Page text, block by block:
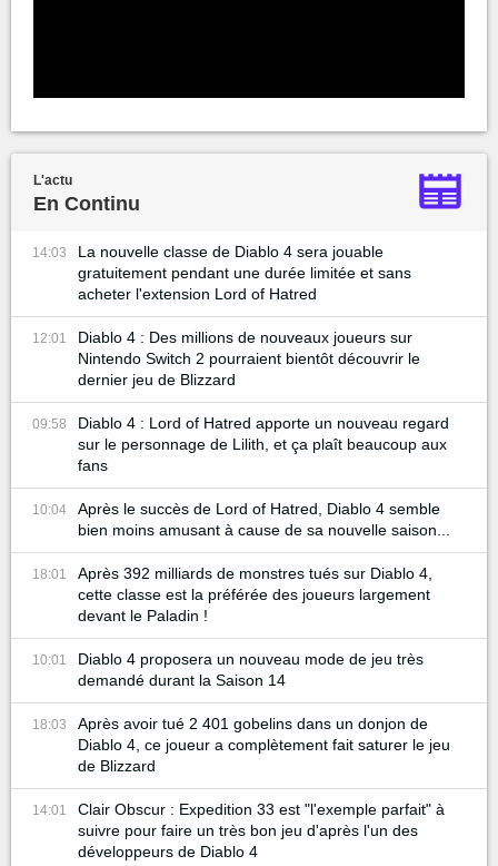
L'actu
En Continu
14:03
La nouvelle classe de Diablo 4 sera jouable
gratuitement pendant une durée limitée et sans
acheter l'extension Lord of Hatred
12:01
Diablo 4 : Des millions de nouveaux joueurs sur
Nintendo Switch 2 pourraient bientôt découvrir le
dernier jeu de Blizzard
09:58
Diablo 4 : Lord of Hatred apporte un nouveau regard
sur le personnage de Lilith, et ça plaît beaucoup aux
fans
10:04
Après le succès de Lord of Hatred, Diablo 4 semble
bien moins amusant à cause de sa nouvelle saison...
18:01
Après 392 milliards de monstres tués sur Diablo 4,
cette classe est la préférée des joueurs largement
devant le Paladin !
10:01
Diablo 4 proposera un nouveau mode de jeu très
demandé durant la Saison 14
18:03
Après avoir tué 2 401 gobelins dans un donjon de
Diablo 4, ce joueur a complètement fait saturer le jeu
de Blizzard
14:01
Clair Obscur : Expedition 33 est "l'exemple parfait" à
suivre pour faire un très bon jeu d'après l'un des
développeurs de Diablo 4